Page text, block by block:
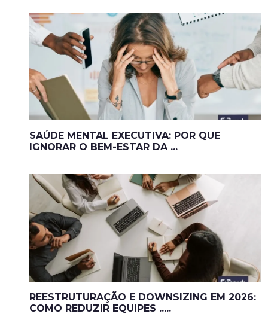
SAÚDE MENTAL EXECUTIVA: POR QUE
IGNORAR O BEM-ESTAR DA ...
REESTRUTURAÇÃO E DOWNSIZING EM 2026:
COMO REDUZIR EQUIPES .....